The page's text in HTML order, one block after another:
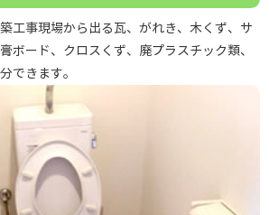
工事現場から出る瓦、がれき、木くず、サ
ボード、クロスくず、廃プラスチック類、
できます。